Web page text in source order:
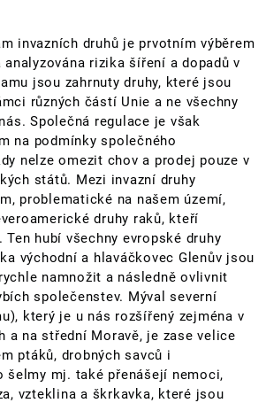
invazních druhů je prvotním výběrem
analyzována rizika šíření a dopadů v
jsou zahrnuty druhy, které jsou
různých částí Unie a ne všechny
Společná regulace je však
na podmínky společného
nelze omezit chov a prodej pouze v
států. Mezi invazní druhy
problematické na našem území,
druhy raků, kteří
hubí všechny evropské druhy
východní a hlaváčkovec Glenův jsou
namnožit a následně ovlivnit
společenstev. Mýval severní
který je u nás rozšířený zejména v
a na střední Moravě, je zase velice
ptáků, drobných savců i
šelmy mj. také přenášejí nemoci,
vzteklina a škrkavka, které jsou